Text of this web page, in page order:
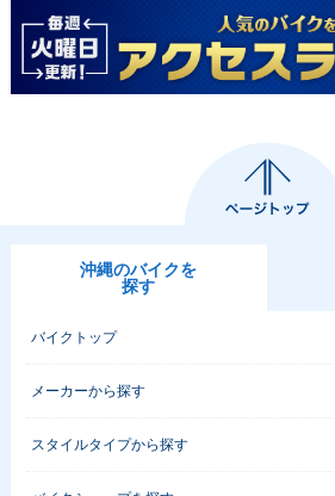
沖縄のバイクを
探す
バイクトップ
メーカーから探す
スタイルタイプから探す